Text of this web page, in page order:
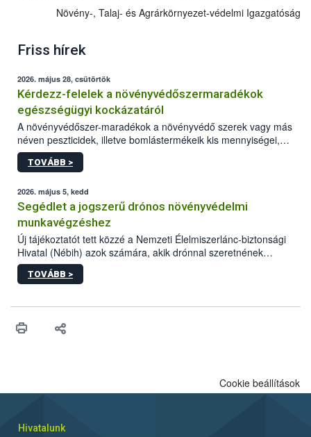
Növény-, Talaj- és Agrárkörnyezet-védelmi Igazgatóság
Friss hírek
2026. május 28, csütörtök
Kérdezz-felelek a növényvédőszermaradékok
egészségügyi kockázatáról
A növényvédőszer-maradékok a növényvédő szerek vagy más
néven peszticidek, illetve bomlástermékeik kis mennyiségei,
melyek a terményekben vagy azok felületén a betakarítást,
szüretelést, illetve tárolást követően is megmaradhatnak. Az
mennyiségének esetenként a kezelt terményeken is jelen kell
lennie. Nem minden élelmiszer tartalmaz szermaradékot.
Azokban az élelmiszerekben is, melyekben kimutathatóak,
általában csak nagyon kis mennyiségben vannak jelen, így nem
jelenthetnek kockázatot a fogyasztó egészségére nézve.
TOVÁBB >
2026. május 5, kedd
Segédlet a jogszerű drónos növényvédelmi
munkavégzéshez
Új tájékoztatót tett közzé a Nemzeti Élelmiszerlánc-biztonsági
Hivatal (Nébih) azok számára, akik drónnal szeretnének
növényvédelmi vagy tápanyag-gazdálkodási tevékenységet
végezni Magyarországon. Az összefoglaló részletesen
műszaki és hatósági feltételek.
TOVÁBB >
Cookie beállítások
Hivatalunk